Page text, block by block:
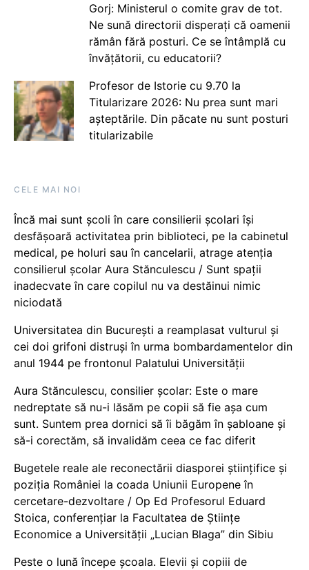
Gorj: Ministerul o comite grav de tot.
Ne sună directorii disperați că oamenii
rămân fără posturi. Ce se întâmplă cu
învățătorii, cu educatorii?
Profesor de Istorie cu 9.70 la
Titularizare 2026: Nu prea sunt mari
așteptările. Din păcate nu sunt posturi
titularizabile
CELE MAI NOI
Încă mai sunt școli în care consilierii școlari își
desfășoară activitatea prin biblioteci, pe la cabinetul
medical, pe holuri sau în cancelarii, atrage atenția
consilierul școlar Aura Stănculescu / Sunt spații
inadecvate în care copilul nu va destăinui nimic
niciodată
Universitatea din București a reamplasat vulturul și
cei doi grifoni distruși în urma bombardamentelor din
anul 1944 pe frontonul Palatului Universității
Aura Stănculescu, consilier școlar: Este o mare
nedreptate să nu-i lăsăm pe copii să fie așa cum
sunt. Suntem prea dornici să îi băgăm în șabloane și
să-i corectăm, să invalidăm ceea ce fac diferit
Bugetele reale ale reconectării diasporei științifice și
poziția României la coada Uniunii Europene în
cercetare-dezvoltare / Op Ed Profesorul Eduard
Stoica, conferențiar la Facultatea de Științe
Economice a Universității „Lucian Blaga” din Sibiu
Peste o lună începe școala. Elevii și copiii de